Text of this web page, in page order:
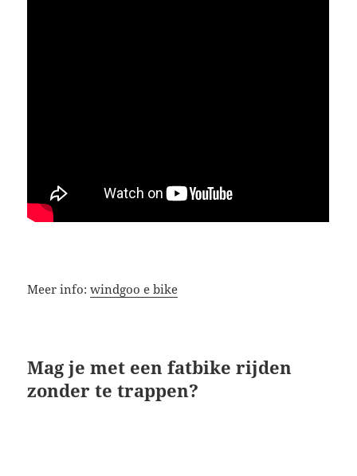
Meer info:windgoo e bike
Mag je met een fatbike rijden
zonder te trappen?